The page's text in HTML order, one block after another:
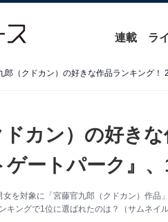
連載 ラ
郎（クドカン）の好きな作品ランキング！
カン）の好き
ゲートパーク』
を対象に「宮藤官九郎（クドカン）作品
キングで1位に選ばれたのは？（サムネイ